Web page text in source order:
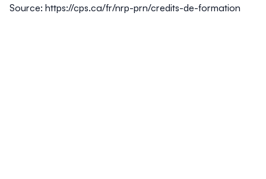
Source: https://cps.ca/fr/nrp-prn/credits-de-formation